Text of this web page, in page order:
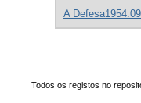
A
Todos os registos no